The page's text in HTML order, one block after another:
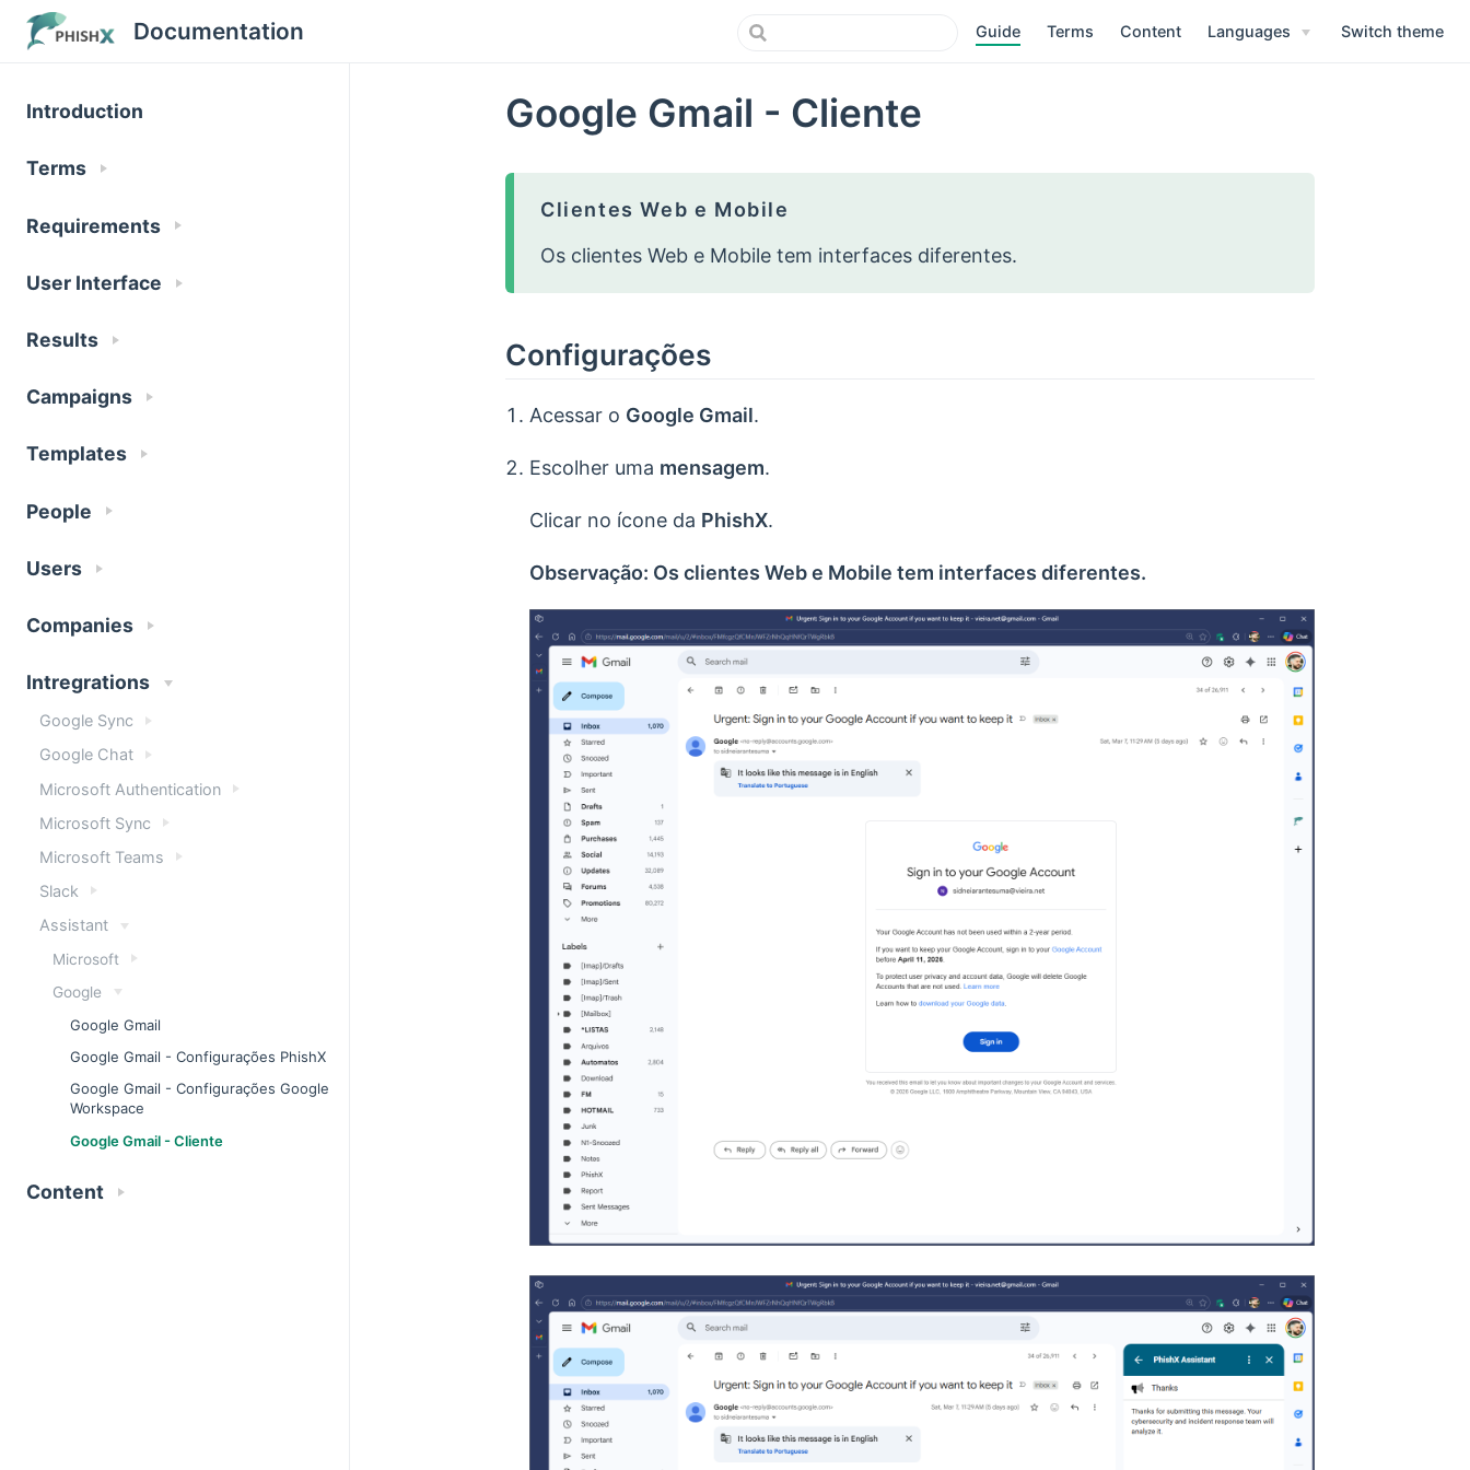
Documentation Guide Terms Content Languages Switch theme
Introduction
Terms
Requirements
User Interface
Results
Campaigns
Templates
People
Users
Companies
Intregrations
Google Sync
Google Chat
Microsoft Authentication
Microsoft Sync
Microsoft Teams
Slack
Assistant
Microsoft
Google
Google Gmail
Google Gmail - Configurações PhishX
Google Gmail - Configurações Google
Workspace
Google Gmail - Cliente
Content
Google Gmail - Cliente
Clientes Web e Mobile
Os clientes Web e Mobile tem interfaces diferentes.
Configurações
Acessar o Google Gmail.
Escolher uma mensagem.
Clicar no ícone da PhishX.
Observação: Os clientes Web e Mobile tem interfaces diferentes.